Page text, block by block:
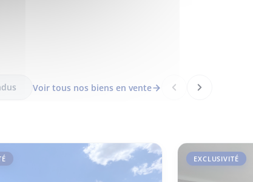
Voir tous nos biens en vente
EXCLUSIVITÉ